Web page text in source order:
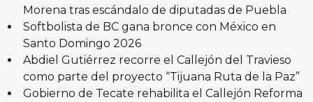
Morena tras escándalo de diputadas de Puebla
Softbolista de BC gana bronce con México en
Santo Domingo 2026
Abdiel Gutiérrez recorre el Callejón del Travieso
como parte del proyecto “Tijuana Ruta de la Paz”
Gobierno de Tecate rehabilita el Callejón Reforma